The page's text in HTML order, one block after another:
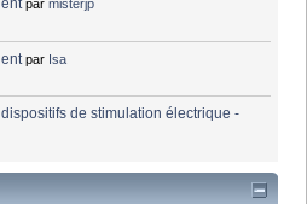
parmisterjp
par Isa
de stimulation électrique -